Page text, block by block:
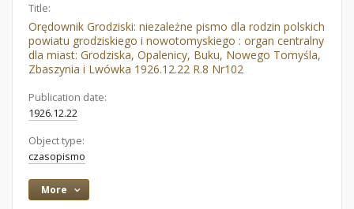
Title:
Orędownik Grodziski: niezależne pismo dla rodzin polskich
powiatu grodziskiego i nowotomyskiego : organ centralny
dla miast: Grodziska, Opalenicy, Buku, Nowego Tomyśla,
Zbaszynia i Lwówka 1926.12.22 R.8 Nr102
Publication date:
1926.12.22
Object type:
czasopismo
More